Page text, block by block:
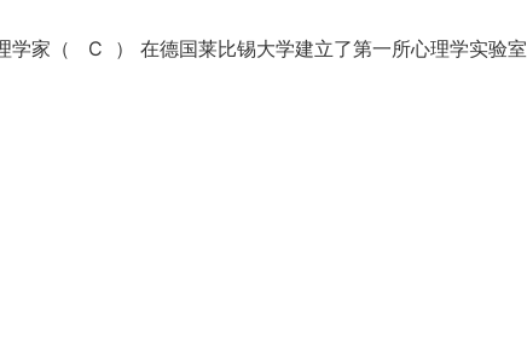
学家（ C ） 在德国莱比锡大学建立了第一所心理学实验室